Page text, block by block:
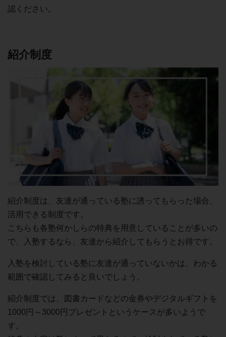
認ください。
紹介制度
紹介制度は、友達が通っている塾に誘ってもらった場合、
活用できる制度です。
こちらも各塾何かしらの特典を用意していることが多いの
で、入塾するなら、友達から紹介してもらうとお得です。
入塾を検討している塾に友達が通っていないかは、わかる
範囲で確認してみると良いでしょう。
紹介制度では、図書カードなどの金券やデジタルギフトを
1000円～3000円プレゼントというケースが多いようで
す。